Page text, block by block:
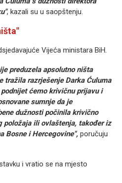
, kazali su u saopštenju.
Vijeća ministara BiH.
preduzela apsolutno ništa
tražila razrješenje Darka Ćuluma
ćemo krivičnu prijavu i
sumnje da je
dužnosti počinila krivično
položaja ili ovlaštenja, također iz
Bosne i Hercegovine", poručuju
i vratio se na mjesto